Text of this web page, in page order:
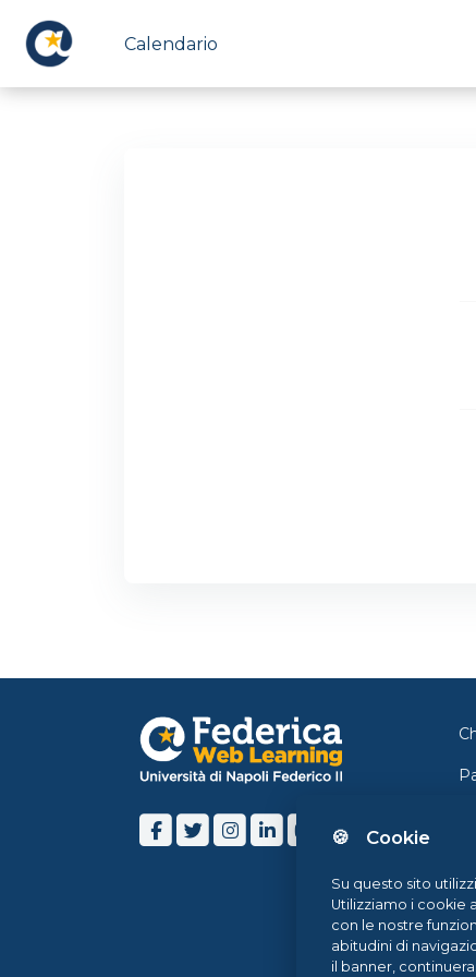
Calendario
🍪 Cookie
Su questo sito
Utilizziamo i cookie
con le nostre
abitudini di
il banner,